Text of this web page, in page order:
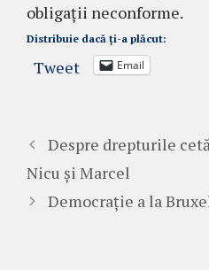
obligații neconforme.
Distribuie dacă ți-a plăcut:
Tweet Email
Despre drepturile
Nicu și Marcel
Democrație a la